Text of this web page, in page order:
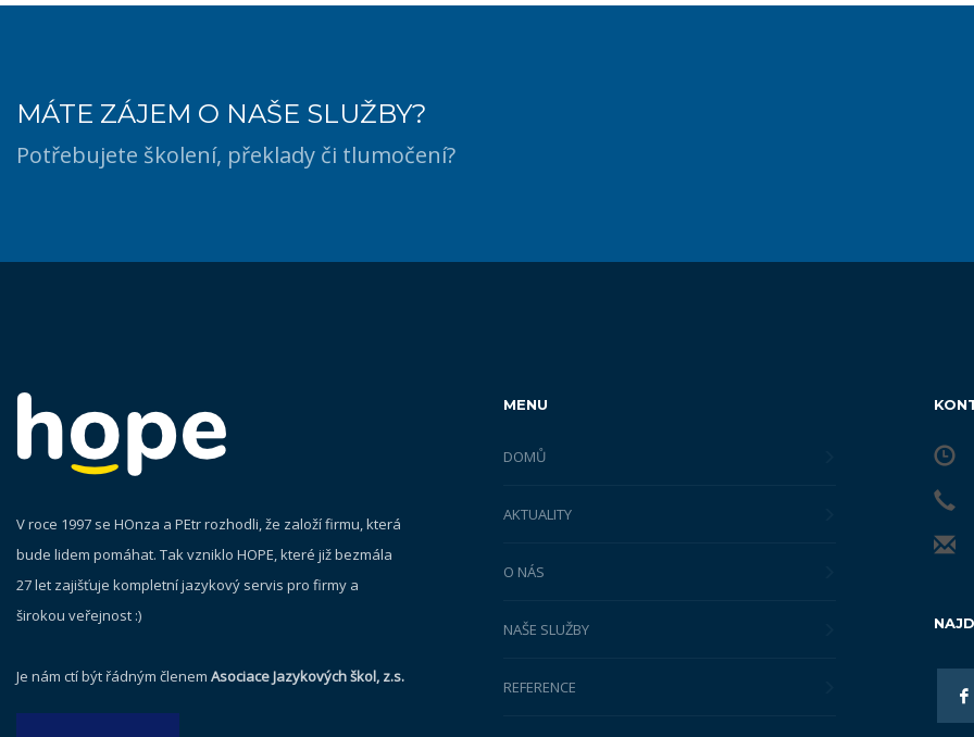
MÁTE ZÁJEM O NAŠE SLUŽBY?
Potřebujete školení, překlady či tlumočení?
V roce 1997 se HOnza a PEtr rozhodli, že založí firmu, která
bude lidem pomáhat. Tak vzniklo HOPE, které již bezmála
27 let zajišťuje kompletní jazykový servis pro firmy a
širokou veřejnost :)
Je nám ctí být řádným členem Asociace Jazykových škol, z.s.
MENU
DOMŮ
AKTUALITY
O NÁS
NAŠE SLUŽBY
REFERENCE